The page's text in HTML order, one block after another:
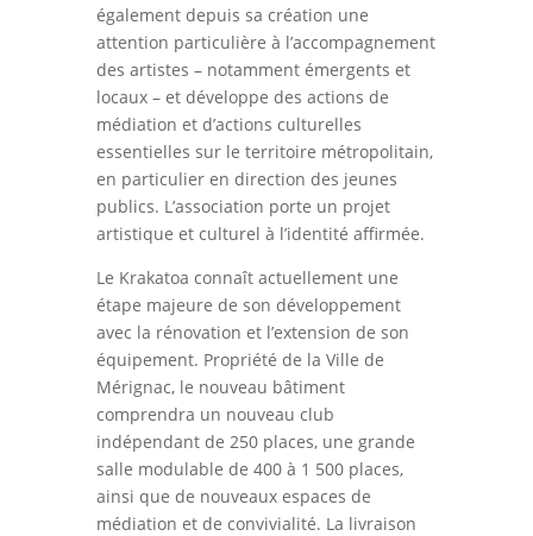
également depuis sa création une
attention particulière à l’accompagnement
des artistes – notamment émergents et
locaux – et développe des actions de
médiation et d’actions culturelles
essentielles sur le territoire métropolitain,
en particulier en direction des jeunes
publics. L’association porte un projet
artistique et culturel à l’identité affirmée.
Le Krakatoa connaît actuellement une
étape majeure de son développement
avec la rénovation et l’extension de son
équipement. Propriété de la Ville de
Mérignac, le nouveau bâtiment
comprendra un nouveau club
indépendant de 250 places, une grande
salle modulable de 400 à 1 500 places,
ainsi que de nouveaux espaces de
médiation et de convivialité. La livraison